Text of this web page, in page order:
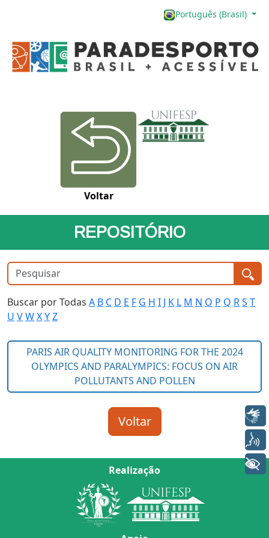
Português (Brasil)
Voltar
REPOSITÓRIO
Buscar por Todas A B C D E F G H I J K L M N O P Q RS T
U VWXYZ
Realização